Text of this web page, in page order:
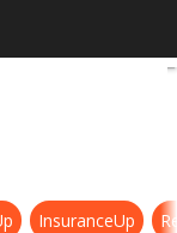
250mila
InsuranceUp